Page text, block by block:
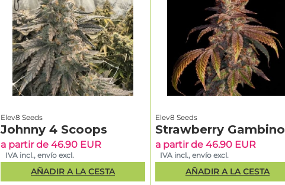
Elev8 Seeds
Johnny 4 Scoops
a partir de 46.90 EUR
IVA incl., envío excl.
AÑADIR A LA CESTA
Elev8 Seeds
Strawberry Gambino
a partir de 46.90 EUR
IVA incl., envío excl.
AÑADIR A LA CESTA